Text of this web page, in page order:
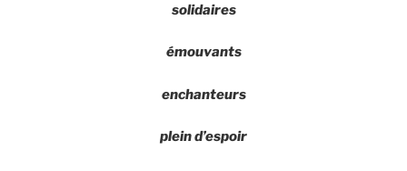
solidaires
émouvants
enchanteurs
plein d’espoir